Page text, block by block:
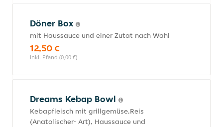
Döner Box
mit Haussauce und einer Zutat nach Wahl
12,50 €
inkl. Pfand (0,00 €)
Dreams Kebap Bowl
Kebapfleisch mit grillgemüse,Reis
(Anatolischer- Art), Haussauce und